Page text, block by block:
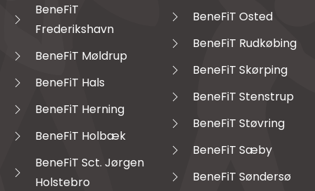
BeneFiT
Frederikshavn
BeneFiT Møldrup
BeneFiT Hals
BeneFiT Herning
BeneFiT Holbæk
BeneFiT Sct. Jørgen
Holstebro
BeneFiT Osted
BeneFiT Rudkøbing
BeneFiT Skørping
BeneFiT Stenstrup
BeneFiT Støvring
BeneFiT Sæby
BeneFiT Søndersø